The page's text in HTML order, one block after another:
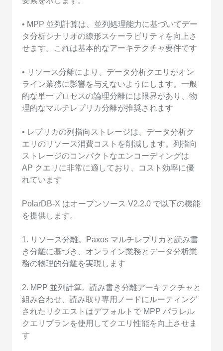
• MPP 並列計算は、並列処理能力に基づいてデー
タ分析シナリオの線形スケーラビリティを向上さ
せます。これは基本的なアーキテクチャ要件です
• リソース分離により、データ分析クエリがオン
ライン業務に影響を与えないようにします。一般
的な単一プロセスの論理分離には限界があり、物
理的なマルチレプリカ分離が推奨されます
• レプリカの列指向ストレージは、データ分析ク
エリのリソース消費コストを削減します。列指向
ストレージのコンパクトなエンコーディングは
AP クエリに非常に適しており、コスト効率に優
れています
PolarDB-X はオープンソース V2.2.0 で以下の機能
を提供します。
1. リソース分離。Paxos マルチレプリカと読み書
き分離に基づき、オンライン業務とデータ分析業
務の物理的分離を実現します
2. MPP 並列計算。読み書き分離アーキテクチャと
組み合わせ、読み取り専用ノードにルーティング
されたリクエストはデフォルトで MPP パラレル
クエリプランを使用してクエリ性能を向上させま
す